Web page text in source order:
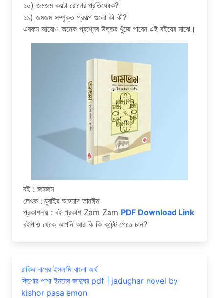
১০) জমজম কয়টা রোগের প্রতিষেধক?
১১) জমজম সম্পৃক্ত প্রকল্প গুলো কী কী?
এরকম আরোও অনেক প্রশ্নের উত্তর খুঁজে পাবেন‌ এই বইয়ের মাঝে।
বই : জমজম
লেখক : যুবাইর আহমাদ তানঈম
প্রকাশনায় : বই প্রকাশ Zam Zam PDF Download Link
বইপাও থেকে আপনি আর কি কি কন্টেন্ট পেতে চান?
রাকিব নামের ইসলামি বাংলা অর্থ
কিশোর পাশা ইমনের জাদুঘর pdf | jadughar novel by
kishor pasa emon